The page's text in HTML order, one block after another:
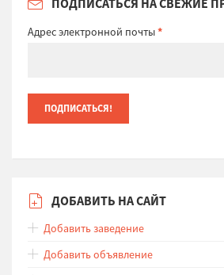
ПОДПИСАТЬСЯ НА СВЕЖИЕ
Адрес электронной почты*
ДОБАВИТЬ НА САЙТ
Добавить заведение
Добавить объявление